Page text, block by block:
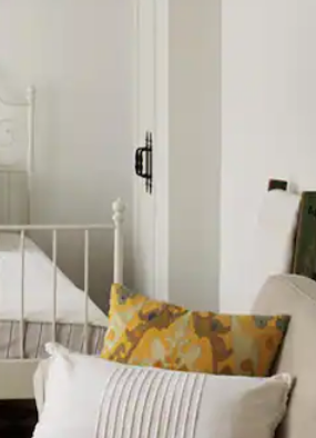
たはスワイプして検索結果を確認するこ